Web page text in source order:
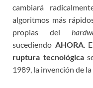
cambiará
algoritmos más
propias del
sucediendo AHORA.
ruptura tecnológica
1989, la invención de